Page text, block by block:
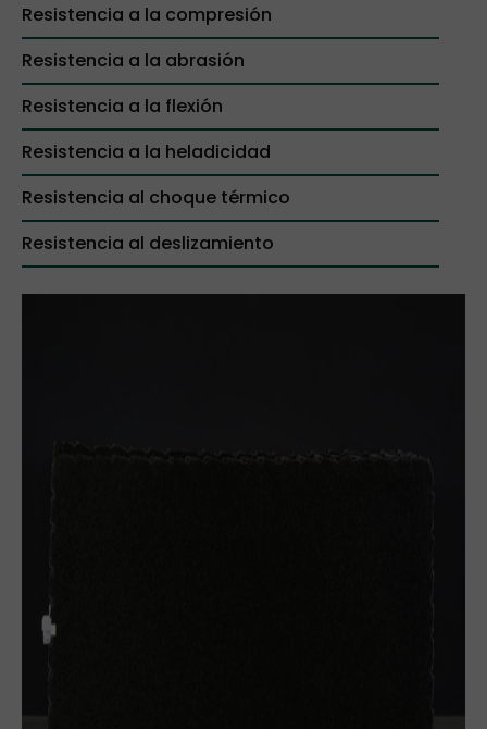
Resistencia a la compresión
Resistencia a la abrasión
Resistencia a la flexión
Resistencia a la heladicidad
Resistencia al choque térmico
Resistencia al deslizamiento